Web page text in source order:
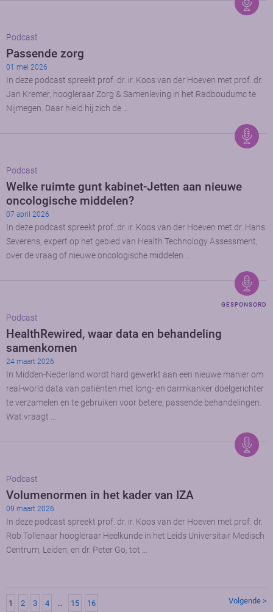
Podcast
Passende zorg
01 mei 2026
In deze podcast spreekt prof. dr. ir. Koos van der Hoeven met prof. dr.
Jan Kremer, hoogleraar Zorg & Samenleving in het Radboudumc te
Nijmegen. Daar hield hij zich de …
Podcast
Welke ruimte gunt kabinet-Jetten aan nieuwe
oncologische middelen?
07 april 2026
In deze podcast spreekt prof. dr. ir. Koos van der Hoeven met dr. Hans
Severens, expert op het gebied van Health Technology Assessment,
over de vraag of nieuwe oncologische middelen …
GESPONSORD
Podcast
HealthRewired, waar data en behandeling
samenkomen
24 maart 2026
In Midden-Nederland wordt hard gewerkt aan een nieuwe manier om
real-world data van patiënten met long- en darmkanker doelgerichter
te verzamelen en te gebruiken voor betere, passende behandelingen.
Wat vraagt …
Podcast
Volumenormen in het kader van IZA
09 maart 2026
In deze podcast spreekt prof. dr. ir. Koos van der Hoeven met prof. dr.
Rob Tollenaar hoogleraar Heelkunde in het Leids Universitair Medisch
Centrum, Leiden, en dr. Peter Go, tot …
1 2 3 4 … 15 16 Volgende >